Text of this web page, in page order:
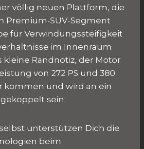
völlig neuen Plattform, die
Premium-SUV-Segment
für Verwindungssteifigkeit
im Innenraum
kleine Randnotiz, der Motor
von 272 PS und 380
kommen und wird an ein
sein.
unterstützen Dich die
beim